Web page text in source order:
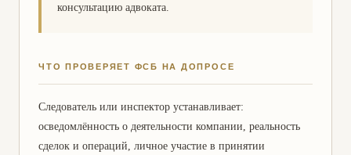
консультацию адвоката.
ЧТО ПРОВЕРЯЕТ ФСБ НА ДОПРОСЕ
Следователь или инспектор устанавливает:
осведомлённость о деятельности компании, реальность
сделок и операций, личное участие в принятии